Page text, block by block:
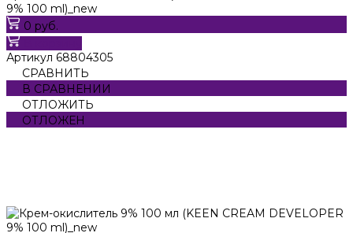
9% 100 ml)_new
0 руб.
Артикул 68804305
СРАВНИТЬ
В СРАВНЕНИИ
ОТЛОЖИТЬ
ОТЛОЖЕН